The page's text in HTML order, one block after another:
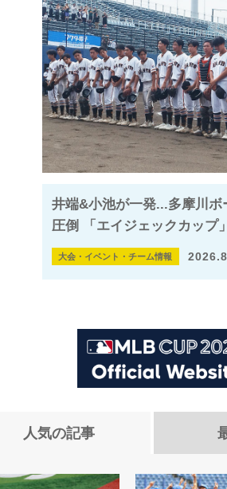
井端&小池が一発...多摩川ボ
圧倒 「エイジェックカップ
大会・イベント・チーム情報
人気の記事